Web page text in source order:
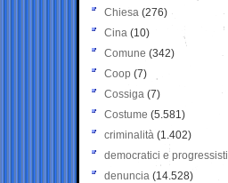
Chiesa (276)
Cina (10)
Comune (342)
Coop (7)
Cossiga (7)
Costume (5.581)
criminalità (1.402)
democratici e progressisti
denuncia (14.528)